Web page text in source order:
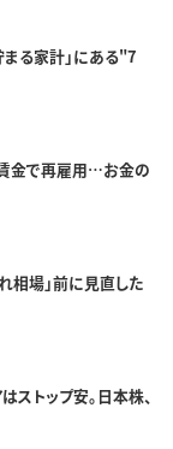
まる家計」にある"7
金で再雇用…お金の
相場」前に見直した
ストップ安。日本株、